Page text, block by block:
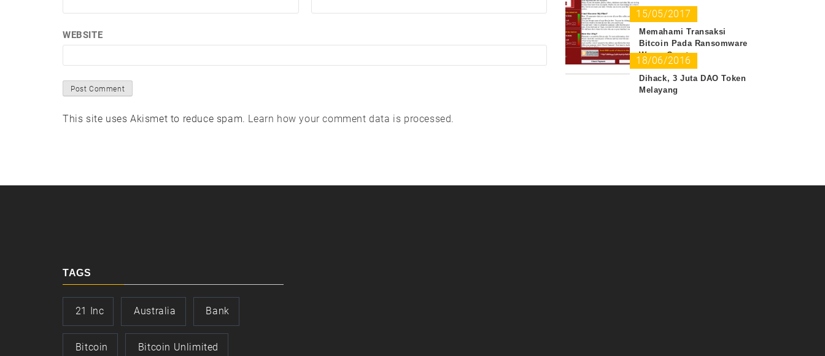
WEBSITE
This site uses Akismet to reduce spam. Learn how your comment data is processed.
15/05/2017
Memahami Transaksi
Bitcoin Pada Ransomware
WannaCrypt
18/06/2016
Dihack, 3 Juta DAO Token
Melayang
TAGS
21 Inc Australia Bank
Bitcoin Bitcoin Unlimited